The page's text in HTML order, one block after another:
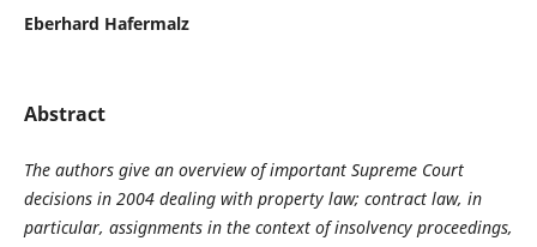
Eberhard Hafermalz
Abstract
The authors give an overview of important Supreme Court
decisions in 2004 dealing with property law; contract law, in
particular, assignments in the context of insolvency proceedings,